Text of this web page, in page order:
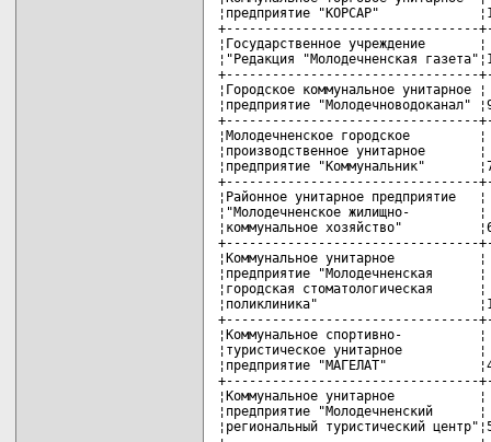
¦предприятие "КОРСАР"
+---------------------------------
¦Государственное
¦"Редакция "Молодечненская
+---------------------------------
¦Городское коммунальное
¦предприятие
+---------------------------------
¦Молодечненское
¦производственное
¦предприятие "Коммунальник"
+---------------------------------
¦Районное унитарное
¦"Молодечненское
¦коммунальное хозяйство"
+---------------------------------
¦Коммунальное унитарное
¦предприятие
¦городская
¦поликлиника"
+---------------------------------
¦Коммунальное спортивно-
¦туристическое унитарное
¦предприятие "МАГЕЛАТ"
+---------------------------------
¦Коммунальное унитарное
¦предприятие
¦региональный туристический